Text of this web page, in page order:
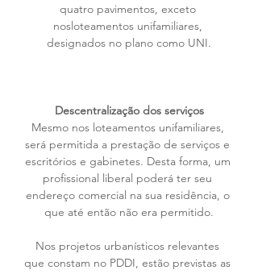
quatro pavimentos, exceto
nosloteamentos unifamiliares,
designados no plano como UNI.
Descentralização dos serviços
Mesmo nos loteamentos unifamiliares,
será permitida a prestação de serviços e
escritórios e gabinetes. Desta forma, um
profissional liberal poderá ter seu
endereço comercial na sua residência, o
que até então não era permitido.
Nos projetos urbanísticos relevantes
que constam no PDDI, estão previstas as